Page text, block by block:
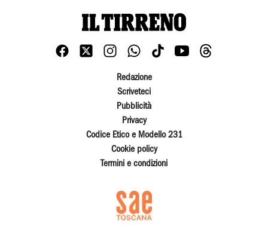
Redazione
Scriveteci
Pubblicità
Privacy
Codice Etico e Modello 231
Cookie policy
Termini e condizioni